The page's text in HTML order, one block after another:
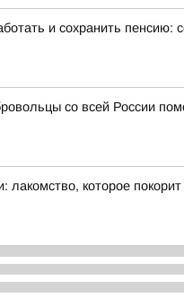
и сохранить пенсию:
со всей России
лакомство, которое